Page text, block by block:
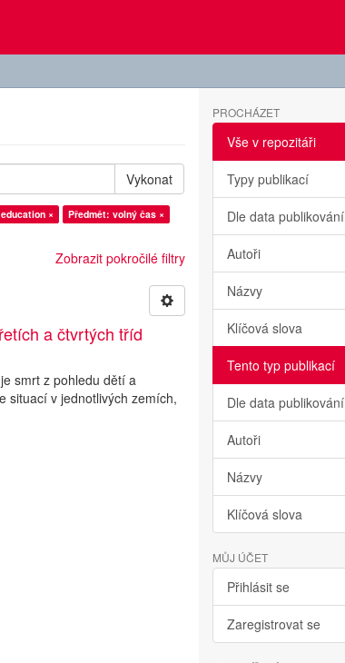
Vykonat
×
Předmět: volný čas ×
Zobrazit pokročilé filtry
a čtvrtých tříd
smrt z pohledu dětí a
situací v jednotlivých zemích,
PROCHÁZET
Vše v repozitáři
Typy publikací
Dle data publikování
Autoři
Názvy
Klíčová slova
Tento typ publikací
Dle data publikování
Autoři
Názvy
Klíčová slova
MŮJ ÚČET
Přihlásit se
Zaregistrovat se